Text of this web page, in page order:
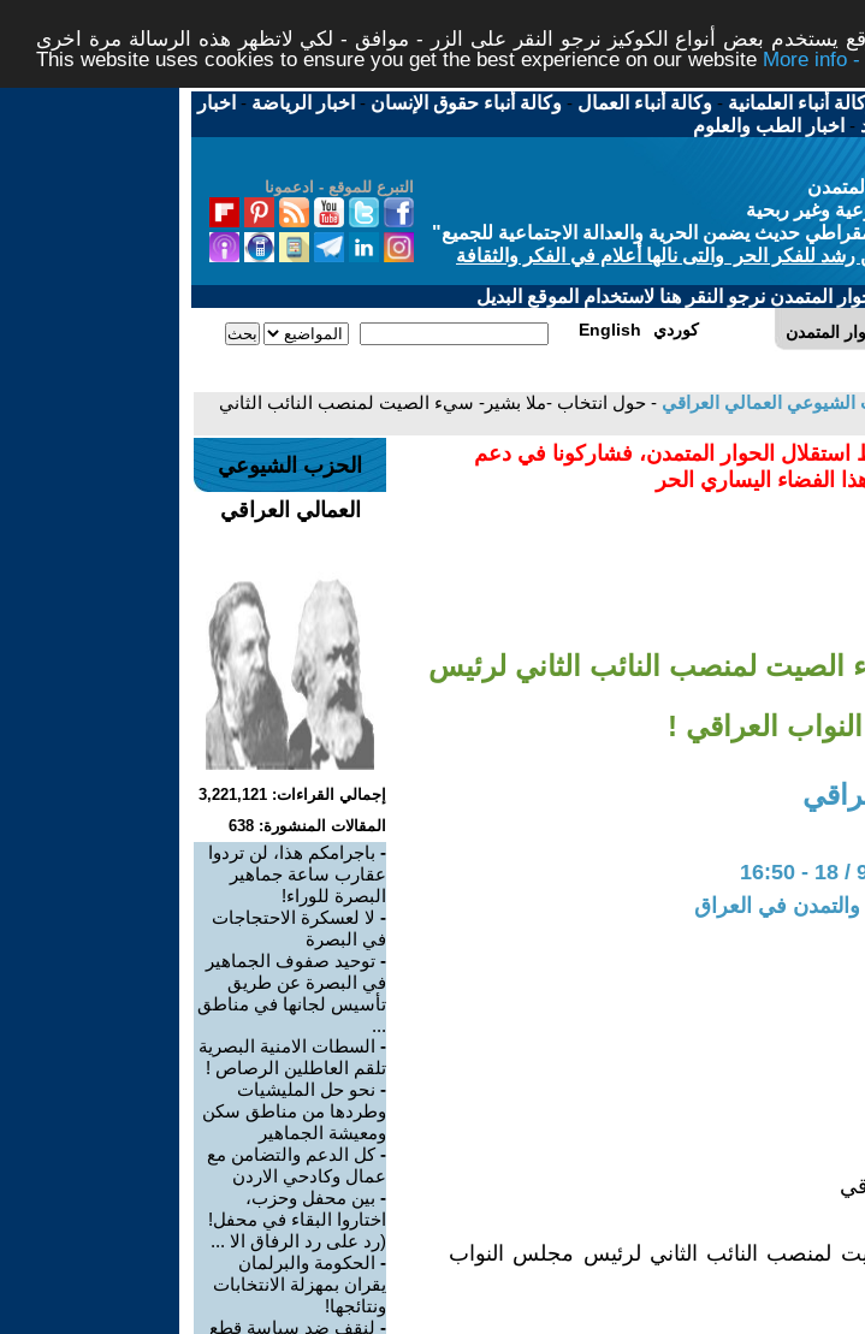
يستخدم بعض أنواع الكوكيز نرجو النقر على الزر - موافق - لكي لاتظهر هذه الرسالة مرة اخرى -
This website uses cookies to ensure you get the best experience on our website
أنباء العلمانية -وكالة أنباء العمال -وكالة أنباء حقوق الإنسان - اخبار الرياضة - اخبار
- اخبار الطب والعلوم
التبرع للموقع - ادعمونا
وغير ربحية
حديث يضمن الحرية والعدالة الاجتماعية للجميع"
للفكر الحر والتى نالها أعلام في الفكر والثقافة
المتمدن نرجو النقر هنا لاستخدام الموقع البديل
المتمدن English كوردي
الشيوعي العمالي العراقي - حول انتخاب -ملا بشير- سيء الصيت لمنصب النائب الثاني
استقلال الحوار المتمدن، فشاركونا في دعم
الفضاء اليساري الحر
لمنصب النائب الثاني لرئيس
العراقي !
والتمدن في العراق
لمنصب النائب الثاني لرئيس مجلس النواب
الحزب الشيوعي
العمالي العراقي
إجمالي القراءات: 3,221,121
المقالات المنشورة: 638
- باجرامكم هذا، لن تردوا
عقارب ساعة جماهير
البصرة للوراء!
- لا لعسكرة الاحتجاجات
في البصرة
- توحيد صفوف الجماهير
في البصرة عن طريق
تأسيس لجانها في مناطق
...
- السطات الامنية البصرية
تلقم العاطلين الرصاص !
- نحو حل المليشيات
وطردها من مناطق سكن
ومعيشة الجماهير
-كل الدعم والتضامن مع
عمال وكادحي الاردن
- بين محفل وحزب،
اختاروا البقاء في محفل!
(رد على رد الرفاق الا ...
- الحكومة والبرلمان
يقران بمهزلة الانتخابات
ونتائجها!
- لنقف ضد سياسة قطع